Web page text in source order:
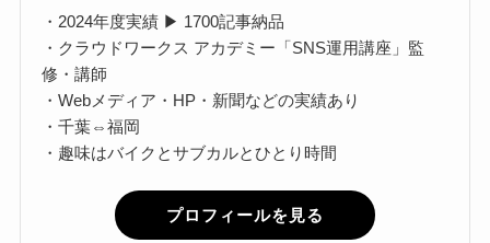
・2024年度実績 ▶ 1700記事納品
・クラウドワークス アカデミー「SNS運用講座」監
修・講師
・Webメディア・HP・新聞などの実績あり
・千葉⇔福岡
・趣味はバイクとサブカルとひとり時間
プロフィールを見る